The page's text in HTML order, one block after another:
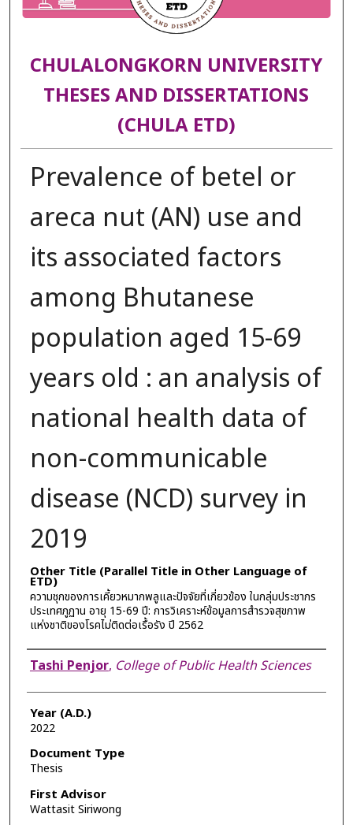
CHULALONGKORN UNIVERSITY
THESES AND DISSERTATIONS
(CHULA ETD)
Prevalence of betel or
areca nut (AN) use and
its associated factors
among Bhutanese
population aged 15-69
years old : an analysis of
national health data of
non-communicable
disease (NCD) survey in
2019
Other Title (Parallel Title in Other Language of
ETD)
ความชุกของการเคี้ยวหมากพลูและปัจจัยที่เกี่ยวข้อง ในกลุ่มประชากร
ประเทศภูฏาน อายุ 15-69 ปี: การวิเคราะห์ข้อมูลการสำรวจสุขภาพ
แห่งชาติของโรคไม่ติดต่อเรื้อรัง ปี 2562
Author
Tashi Penjor, College of Public Health Sciences
Year (A.D.)
2022
Document Type
Thesis
First Advisor
Wattasit Siriwong